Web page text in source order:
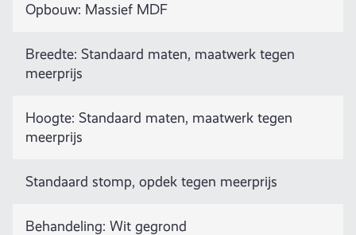
Opbouw: Massief MDF
Breedte: Standaard maten, maatwerk tegen
meerprijs
Hoogte: Standaard maten, maatwerk tegen
meerprijs
Standaard stomp, opdek tegen meerprijs
Behandeling: Wit gegrond